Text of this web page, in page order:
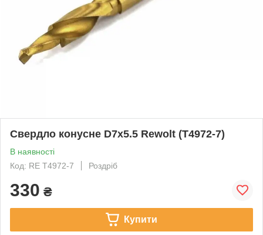
Свердло конусне D7x5.5 Rewolt (T4972-7)
В наявності
Код: RE T4972-7
Роздріб
330 ₴
Купити